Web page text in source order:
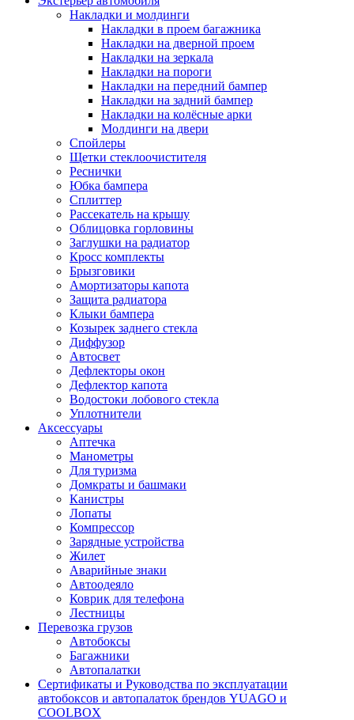
Накладки и молдинги
Накладки в проем багажника
Накладки на дверной проем
Накладки на зеркала
Накладки на пороги
Накладки на передний бампер
Накладки на задний бампер
Накладки на колёсные арки
Молдинги на двери
Спойлеры
Щетки стеклоочистителя
Реснички
Юбка бампера
Сплиттер
Рассекатель на крышу
Облицовка горловины
Заглушки на радиатор
Кросс комплекты
Брызговики
Амортизаторы капота
Защита радиатора
Клыки бампера
Козырек заднего стекла
Диффузор
Автосвет
Дефлекторы окон
Дефлектор капота
Водостоки лобового стекла
Уплотнители
Аксессуары
Аптечка
Манометры
Для туризма
Домкраты и башмаки
Канистры
Лопаты
Компрессор
Зарядные устройства
Жилет
Аварийные знаки
Автоодеяло
Коврик для телефона
Лестницы
Перевозка грузов
Автобоксы
Багажники
Автопалатки
Сертификаты и Руководства по эксплуатации
автобоксов и автопалаток брендов YUAGO и
COOLBOX